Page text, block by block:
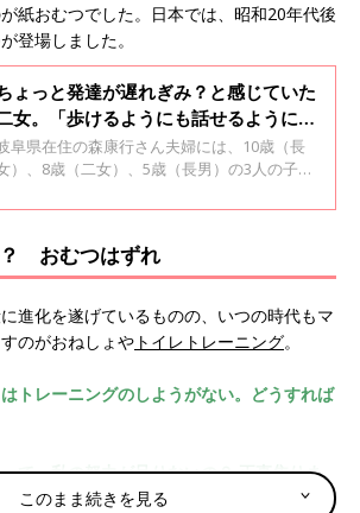
紙おむつでした。日本では、昭和20年代後
登場しました。
ょっと発達が遅れぎみ？と感じていた
女。「歩けるようにも話せるようにも
らない」と言われて【レット症候群】
阜県在住の森康行さん夫婦には、10歳（長
）、8歳（二女）、5歳（長男）の3人の子ど
前に、レット症候群と診断されました。おと
多くで介助が必要です。病気が判明して以
、ずっとおとちゃんに寄り添ってきた康行さ
んに聞いた、全2回のインタビューの前編で
。
おむつはずれ
進化を遂げているものの、いつの時代もマ
のがおねしょや トイレトレーニング。
はトレーニングのしようがない。どうすれば
って、私の努力が足りないの？ 正直焦りま
このまま続きを見る